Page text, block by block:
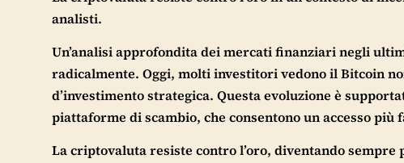
analisti.
Un’analisi approfondita dei mercati finanziari negli
radicalmente. Oggi, molti investitori vedono il Bitcoin
d’investimento strategica. Questa evoluzione è
piattaforme di scambio, che consentono un accesso più
La criptovaluta resiste contro l’oro, diventando